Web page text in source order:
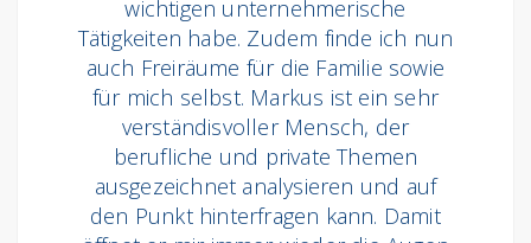
wichtigen unternehmerische
Tätigkeiten habe. Zudem finde ich nun
auch Freiräume für die Familie sowie
für mich selbst. Markus ist ein sehr
verständisvoller Mensch, der
berufliche und private Themen
ausgezeichnet analysieren und auf
den Punkt hinterfragen kann. Damit